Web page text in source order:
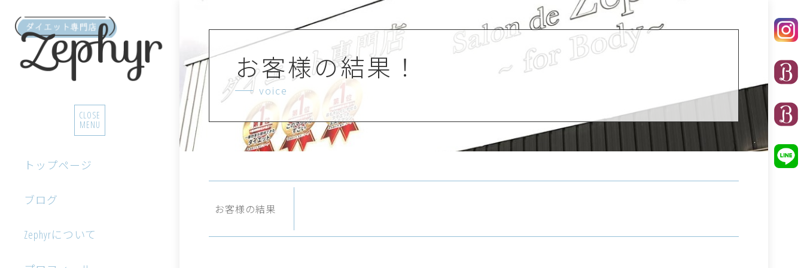
CLOSE
MENU
トップページ
ブログ
Zephyrについて
お客様の結果！
voice
お客様の結果